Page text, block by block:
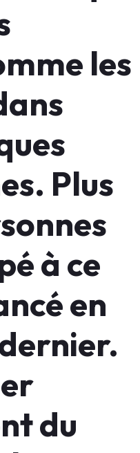
les
Plus
à ce
en
du